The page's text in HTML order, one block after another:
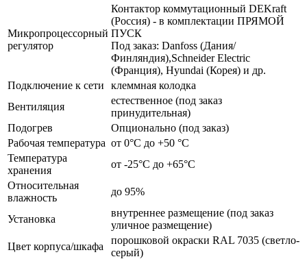
Микропроцессорный
регулятор
Контактор коммутационный DEKraft
(Россия) - в комплектации ПРЯМОЙ
ПУСК
Под заказ: Danfoss (Дания/
Финляндия),Schneider Electric
(Франция), Hyundai (Корея) и др.
Подключение к сети
клеммная колодка
Вентиляция
естественное (под заказ
принудительная)
Подогрев
Опционально (под заказ)
Рабочая температура от 0°C до +50 °C
Температура
хранения
от -25°C до +65°C
Относительная
влажность
до 95%
Установка
внутреннее размещение (под заказ
уличное размещение)
Цвет корпуса/шкафа
порошковой окраски RAL 7035 (светло-
серый)